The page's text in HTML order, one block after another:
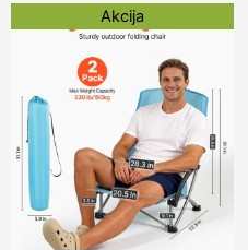
Akcija
Original
price
122,09 €.
price
97,89 €.